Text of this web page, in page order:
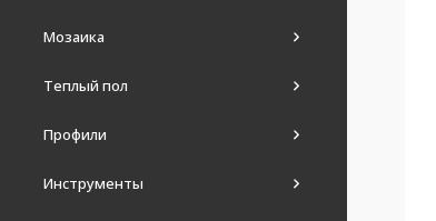
Мозаика
Теплый пол
Профили
Инструменты